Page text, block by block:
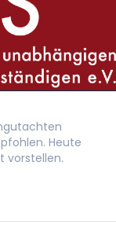
Heute
vorstellen.